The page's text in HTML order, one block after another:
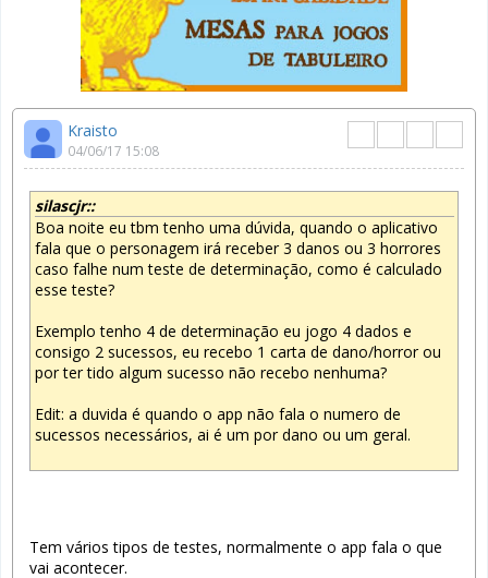
Kraisto
04/06/17 15:08
silascjr::
Boa noite eu tbm tenho uma dúvida, quando o aplicativo
fala que o personagem irá receber 3 danos ou 3 horrores
caso falhe num teste de determinação, como é calculado
esse teste?
Exemplo tenho 4 de determinação eu jogo 4 dados e
consigo 2 sucessos, eu recebo 1 carta de dano/horror ou
por ter tido algum sucesso não recebo nenhuma?
Edit: a duvida é quando o app não fala o numero de
sucessos necessários, ai é um por dano ou um geral.
Tem vários tipos de testes, normalmente o app fala o que
vai acontecer.